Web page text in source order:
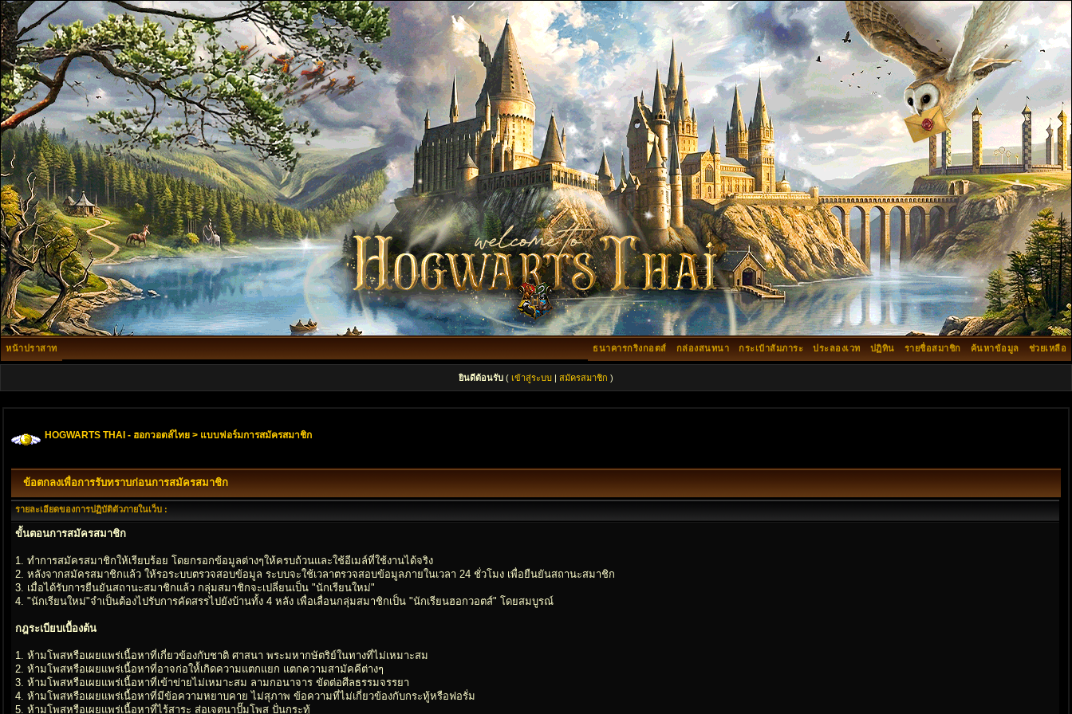
หน้าปราสาท ช่วยเหลือ
ค้นหาข้อมูล
รายชื่อสมาชิก
ปฏิทิน
ประลองเวท
กระเป๋าสัมภาระ
กล่องสนทนา
ธนาคารกริงกอตส์
ยินดีต้อนรับ ( เข้าสู่ระบบ | สมัครสมาชิก )
HOGWARTS THAI - ฮอกวอตส์ไทย > แบบฟอร์มการสมัครสมาชิก
ข้อตกลงเพื่อการรับทราบก่อนการสมัครสมาชิก
รายละเอียดของการปฏิบัติตัวภายในเว็บ :
ขั้นตอนการสมัครสมาชิก
1. ทำการสมัครสมาชิกให้เรียบร้อย โดยกรอกข้อมูลต่างๆให้ครบถ้วนและใช้อีเมล์ที่ใช้งานได้จริง
2. หลังจากสมัครสมาชิกแล้ว ให้รอระบบตรวจสอบข้อมูล ระบบจะใช้เวลาตรวจสอบข้อมูลภายในเวลา 24 ชั่วโมง เพื่อยืนยันสถานะสมาชิก
3. เมื่อได้รับการยืนยันสถานะสมาชิกแล้ว กลุ่มสมาชิกจะเปลี่ยนเป็น "นักเรียนใหม่"
4. "นักเรียนใหม่"จำเป็นต้องไปรับการคัดสรรไปยังบ้านทั้ง 4 หลัง เพื่อเลื่อนกลุ่มสมาชิกเป็น "นักเรียนฮอกวอตส์" โดยสมบูรณ์
กฎระเบียบเบื้องต้น
1. ห้ามโพสหรือเผยแพร่เนื้อหาที่เกี่ยวข้องกับชาติ ศาสนา พระมหากษัตริย์ในทางที่ไม่เหมาะสม
2. ห้ามโพสหรือเผยแพร่เนื้อหาที่อาจก่อให้้เกิดความแตกแยก แตกความสามัคคีต่างๆ
3. ห้ามโพสหรือเผยแพร่เนื้อหาที่เข้าข่ายไม่เหมาะสม ลามกอนาจาร ขัดต่อศีลธรรมจรรยา
4. ห้ามโพสหรือเผยแพร่เนื้อหาที่มีข้อความหยาบคาย ไม่สุภาพ ข้อความที่ไม่เกี่ยวข้องกับกระทู้หรือฟอรั่ม
5. ห้ามโพสหรือเผยแพร่เนื้อหาที่ไร้สาระ ส่อเจตนาปั๊มโพส ปั่นกระทู้